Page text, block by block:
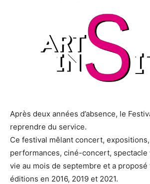
Après deux années d’absence, le
reprendre du service.
Ce festival mêlant concert,
performances, ciné-concert,
vie au mois de septembre et a
éditions en 2016, 2019 et 2021.